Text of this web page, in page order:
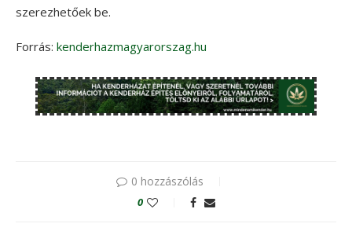
szerezhetőek be.
Forrás: kenderhazmagyarorszag.hu
0 hozzászólás
0